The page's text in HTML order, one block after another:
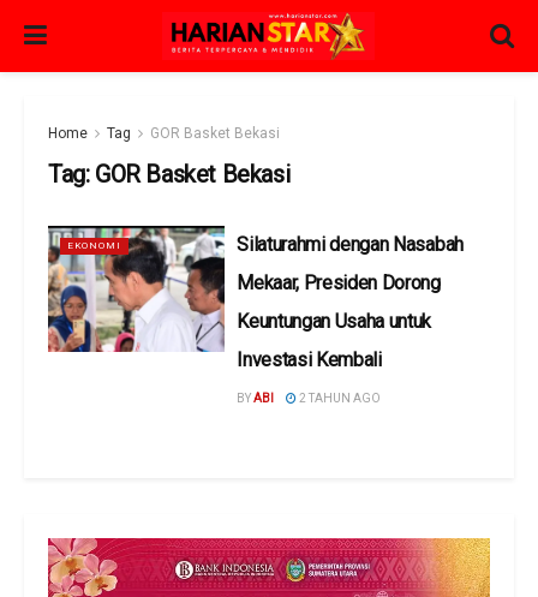
Home Tag GOR Basket Bekasi
Tag: GOR Basket Bekasi
EKONOMI
Silaturahmi dengan Nasabah
Mekaar, Presiden Dorong
Keuntungan Usaha untuk
Investasi Kembali
BYABI 2 TAHUN AGO